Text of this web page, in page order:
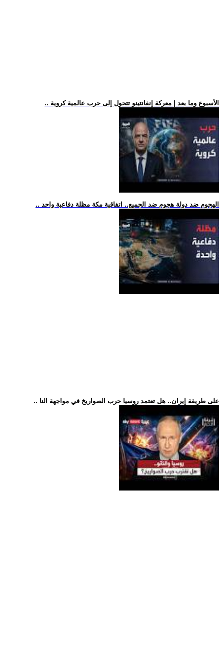
.. الأسبوع وما بعد | معركة إنفانتينو تتحول إلى حرب عالمية كروية
.. الهجوم ضد دولة هجوم ضد الجميع.. اتفاقية مكة مظلة دفاعية واحد
.. على طريقة إيران.. هل تعتمد روسيا حرب الصواريخ في مواجهة النا